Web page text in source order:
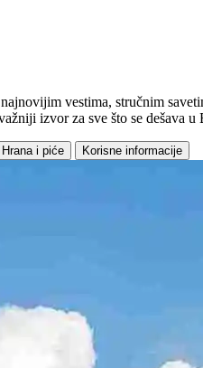
vestima, stručnim
izvor za sve što se dešava u
Hrana i piće Korisne informacije